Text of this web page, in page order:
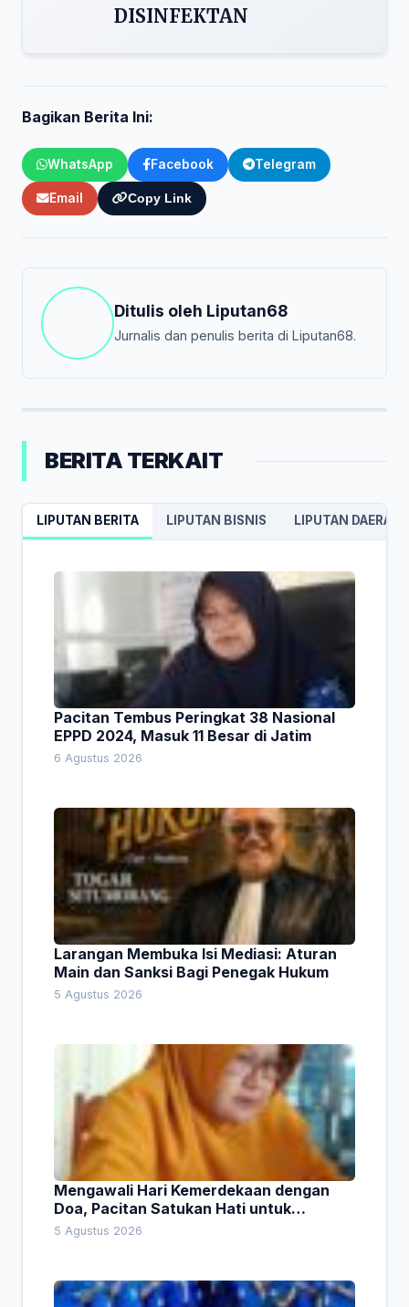
DISINFEKTAN
Bagikan Berita Ini:
WhatsApp Facebook Telegram
Email Copy Link
Ditulis oleh Liputan68
Jurnalis dan penulis berita di Liputan68.
BERITA TERKAIT
LIPUTAN BERITA LIPUTAN BISNIS LIPUTAN DAERAH
Pacitan Tembus Peringkat 38 Nasional
EPPD 2024, Masuk 11 Besar di Jatim
6 Agustus 2026
Larangan Membuka Isi Mediasi: Aturan
Main dan Sanksi Bagi Penegak Hukum
5 Agustus 2026
Mengawali Hari Kemerdekaan dengan
Doa, Pacitan Satukan Hati untuk
Indonesia
5 Agustus 2026